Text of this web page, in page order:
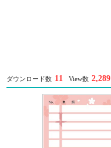
ダウンロード数 11 View数 2,289